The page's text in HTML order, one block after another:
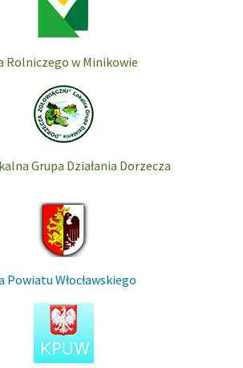
Rolniczego w Minikowie
Grupa Działania Dorzecza
Włocławskiego